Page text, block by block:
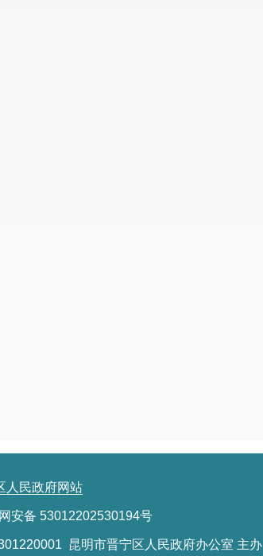
人民政府网站
安备 53012202530194号
昆明市晋宁区人民政府办公室 主办